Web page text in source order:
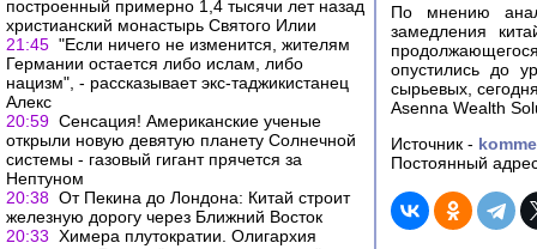
построенный примерно 1,4 тысячи лет назад
христианский монастырь Святого Илии
21:45 "Если ничего не изменится, жителям
Германии остается либо ислам, либо
нацизм", - рассказывает экс-таджикистанец
Алекс
20:59 Сенсация! Американские ученые
открыли новую девятую планету Солнечной
системы - газовый гигант прячется за
Нептуном
20:38 От Пекина до Лондона: Китай строит
железную дорогу через Ближний Восток
20:33 Химера плутократии. Олигархия
По мнению
замедления
опустились до
сырьевых,
Asenna Wealth
Источник -
Постоянный